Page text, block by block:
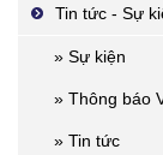
Tin tức - Sự
» Sự kiện
» Thông báo
» Tin tức